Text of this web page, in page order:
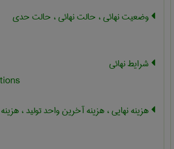
وضعیت نهائی ، حالت نهائی ، حالت حدی
شرایط نهائی
هزینه نهایی ، هزینه آخرین واحد تولید ،